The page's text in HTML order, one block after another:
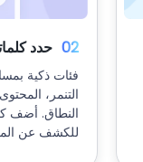
02 حدد
فئات ذكية
التنمر،
النطاق. أضف
للكشف عن